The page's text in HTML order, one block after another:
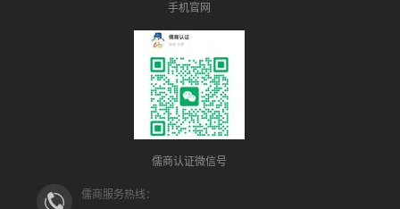
手机官网
儒商认证微信号
儒商服务热线：